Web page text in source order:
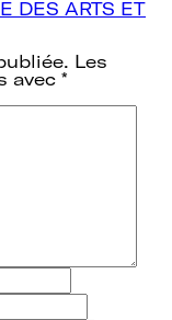
DES ARTS ET
Les
avec *